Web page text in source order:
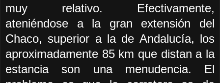
muy relativo. Efectivamente,
ateniéndose a la gran extensión del
Chaco, superior a la de Andalucía, los
aproximadamente 85 km que distan a la
estancia son una menudencia. El